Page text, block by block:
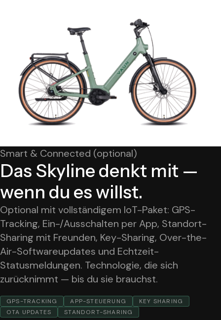
Smart & Connected (optional)
Das Skyline denkt mit —
wenn du es willst.
Optional mit vollständigem IoT-Paket: GPS-
Tracking, Ein-/Ausschalten per App, Standort-
Sharing mit Freunden, Key-Sharing, Over-the-
Air-Softwareupdates und Echtzeit-
Statusmeldungen. Technologie, die sich
zurücknimmt — bis du sie brauchst.
GPS-TRACKING APP-STEUERUNG
KEY SHARING
OTA UPDATES
STANDORT-SHARING